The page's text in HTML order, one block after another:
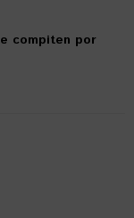
compiten por